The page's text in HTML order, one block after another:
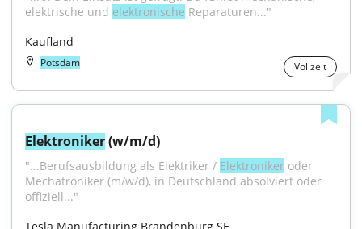
elektrische und elektronische Reparaturen..."
Kaufland
Potsdam Vollzeit
Elektroniker (w/m/d)
"...Berufsausbildung als Elektriker / Elektroniker oder
Mechatroniker (m/w/d), in Deutschland absolviert oder
offiziell..."